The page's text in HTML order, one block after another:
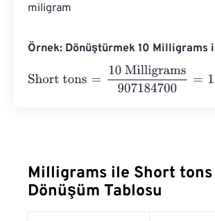
miligram
Örnek: Dönüştürmek 10 Milligrams
Short tons
10 Milligrams907184700=
Milligrams ile Short tons
Dönüşüm Tablosu